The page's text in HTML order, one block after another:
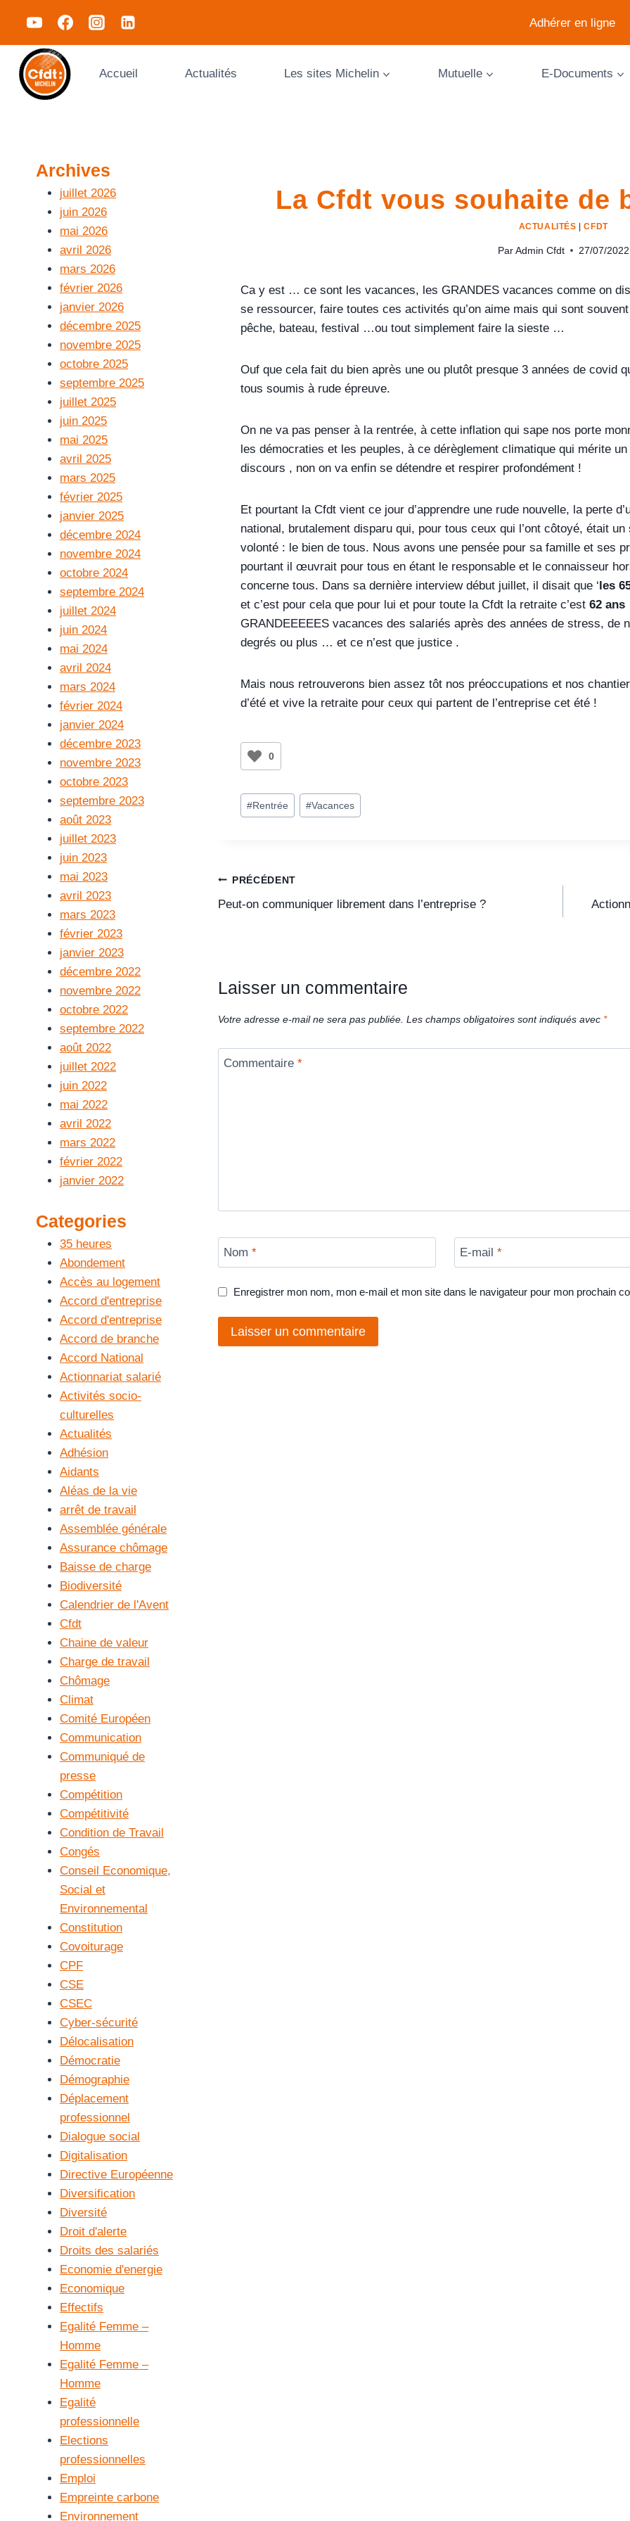
Adhérer en ligne
Accueil Actualités Les sites Michelin Mutuelle E-Documents
La Cfdt vous souhaite de
ACTUALITÉS |CFDT
Par Admin Cfdt 27/07/2022
Ca y est … ce sont les vacances, les GRANDES vacances comme on
se ressourcer, faire toutes ces activités qu’on aime mais qui sont
pêche, bateau, festival …ou tout simplement faire la sieste …
Ouf que cela fait du bien après une ou plutôt presque 3 années de covid
tous soumis à rude épreuve.
On ne va pas penser à la rentrée, à cette inflation qui sape nos porte
les démocraties et les peuples, à ce dérèglement climatique qui mérite
discours , non on va enfin se détendre et respirer profondément !
Et pourtant la Cfdt vient ce jour d’apprendre une rude nouvelle, la perte
national, brutalement disparu qui, pour tous ceux qui l’ont côtoyé, était
volonté : le bien de tous. Nous avons une pensée pour sa famille et ses
pourtant il œuvrait pour tous en étant le responsable et le connaisseur
concerne tous. Dans sa dernière interview début juillet, il disait que ‘les
et c’est pour cela que pour lui et pour toute la Cfdt la retraite c’est 62 ans
GRANDEEEEES vacances des salariés après des années de stress, de
degrés ou plus … et ce n’est que justice .
Mais nous retrouverons bien assez tôt nos préoccupations et nos
d’été et vive la retraite pour ceux qui partent de l’entreprise cet été !
0
#Rentrée #Vacances
PRÉCÉDENT
Peut-on communiquer librement dans l’entreprise ?
Laisser un commentaire
Votre adresse e-mail ne sera pas publiée. Les champs obligatoires sont indiqués avec *
Commentaire *
Nom * E-mail*
Enregistrer mon nom, mon e-mail et mon site dans le navigateur pour mon prochain
Archives
juillet 2026
juin 2026
mai 2026
avril 2026
mars 2026
février 2026
janvier 2026
décembre 2025
novembre 2025
octobre 2025
septembre 2025
juillet 2025
juin 2025
mai 2025
avril 2025
mars 2025
février 2025
janvier 2025
décembre 2024
novembre 2024
octobre 2024
septembre 2024
juillet 2024
juin 2024
mai 2024
avril 2024
mars 2024
février 2024
janvier 2024
décembre 2023
novembre 2023
octobre 2023
septembre 2023
août 2023
juillet 2023
juin 2023
mai 2023
avril 2023
mars 2023
février 2023
janvier 2023
décembre 2022
novembre 2022
octobre 2022
septembre 2022
août 2022
juillet 2022
juin 2022
mai 2022
avril 2022
mars 2022
février 2022
janvier 2022
Categories
35 heures
Abondement
Accès au logement
Accord d'entreprise
Accord d'entreprise
Accord de branche
Accord National
Actionnariat salarié
Activités socio-
culturelles
Actualités
Adhésion
Aidants
Aléas de la vie
arrêt de travail
Assemblée générale
Assurance chômage
Baisse de charge
Biodiversité
Calendrier de l'Avent
Cfdt
Chaine de valeur
Charge de travail
Chômage
Climat
Comité Européen
Communication
Communiqué de
presse
Compétition
Compétitivité
Condition de Travail
Congés
Conseil Economique,
Social et
Environnemental
Constitution
Covoiturage
CPF
CSE
CSEC
Cyber-sécurité
Délocalisation
Démocratie
Démographie
Déplacement
professionnel
Dialogue social
Digitalisation
Directive Européenne
Diversification
Diversité
Droit d'alerte
Droits des salariés
Economie d'energie
Economique
Effectifs
Egalité Femme –
Homme
Egalité Femme –
Homme
Egalité
professionnelle
Elections
professionnelles
Emploi
Empreinte carbone
Environnement